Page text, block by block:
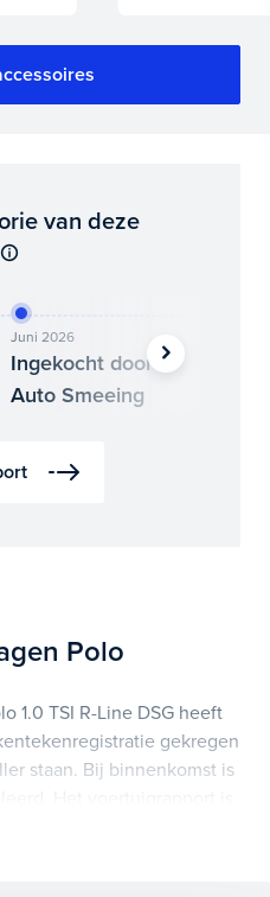
van deze
Juni 2026
Ingekocht door
Auto Smeeing
Polo
1.0 TSI R-Line DSG heeft
gekregen
staan. Bij binnenkomst is
en historie te